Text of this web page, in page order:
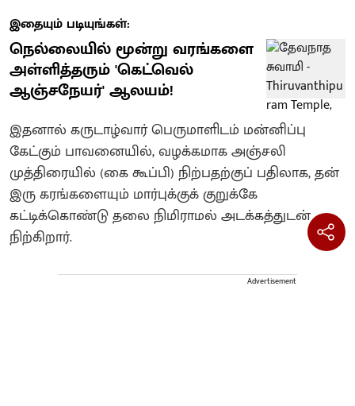
இதையும் படியுங்கள்:
நெல்லையில் மூன்று வரங்களை
அள்ளித்தரும் 'கெட்வெல்
ஆஞ்சநேயர்' ஆலயம்!
இதனால் கருடாழ்வார் பெருமாளிடம் மன்னிப்பு
கேட்கும் பாவனையில், வழக்கமாக அஞ்சலி
முத்திரையில் (கை கூப்பி) நிற்பதற்குப் பதிலாக, தன்
இரு கரங்களையும் மார்புக்குக் குறுக்கே
கட்டிக்கொண்டு தலை நிமிராமல் அடக்கத்துடன்
நிற்கிறார்.
Advertisement